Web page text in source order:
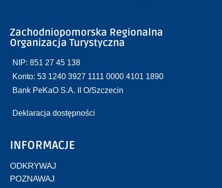
Zachodniopomorska Regionalna
Organizacja Turystyczna
NIP: 851 27 45 138
Konto: 53 1240 3927 1111 0000 4101 1890
Bank PeKaO S.A. II O/Szczecin
Deklaracja dostępności
INFORMACJE
ODKRYWAJ
POZNAWAJ